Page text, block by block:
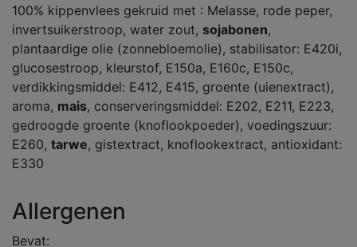
100% kippenvlees gekruid met : Melasse, rode peper,
invertsuikerstroop, water zout, sojabonen,
plantaardige olie (zonnebloemolie), stabilisator: E420i,
glucosestroop, kleurstof, E150a, E160c, E150c,
verdikkingsmiddel: E412, E415, groente (uienextract),
aroma, mais, conserveringsmiddel: E202, E211, E223,
gedroogde groente (knoflookpoeder), voedingszuur:
E260, tarwe, gistextract, knoflookextract, antioxidant:
E330
Allergenen
Bevat: